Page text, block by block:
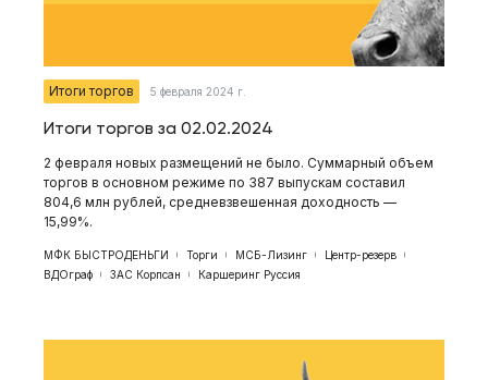
Итоги торгов 5 февраля 2024 г.
Итоги торгов за 02.02.2024
2 февраля новых размещений не было. Суммарный объем
торгов в основном режиме по 387 выпускам составил
804,6 млн рублей, средневзвешенная доходность —
15,99%.
МФК БЫСТРОДЕНЬГИ Торги МСБ-Лизинг
Центр-резерв
ВДОграф
ЗАС Корпсан Каршеринг Руссия